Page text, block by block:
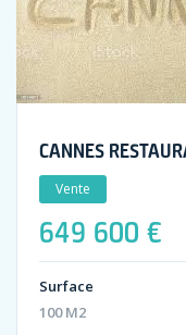
CANNES
Vente
649 600 €
Surface
100 M2